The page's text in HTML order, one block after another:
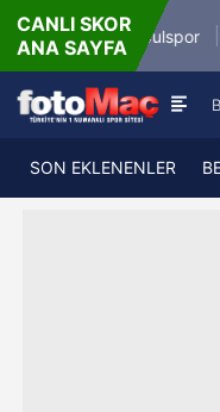
CANLI SKOR
ANA SAYFA
İstanbulspor
SON EKLENENLER